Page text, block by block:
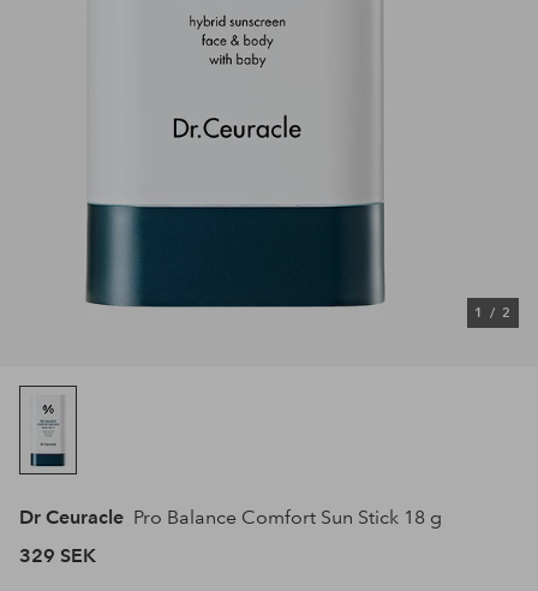
1 / 2
Dr Ceuracle Pro Balance Comfort Sun Stick 18 g
329 SEK